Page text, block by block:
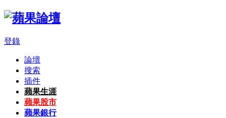
登錄
論壇
搜索
插件
蘋果生涯
蘋果股市
蘋果銀行